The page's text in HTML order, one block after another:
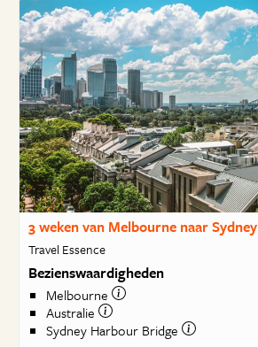
3 weken van Melbourne naar Sydney
Travel Essence
Bezienswaardigheden
Melbourne
Australie
Sydney Harbour Bridge